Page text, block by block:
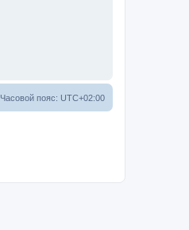
Часовой пояс: UTC+02:00